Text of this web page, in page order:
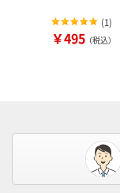
(1)
￥495 （税込）